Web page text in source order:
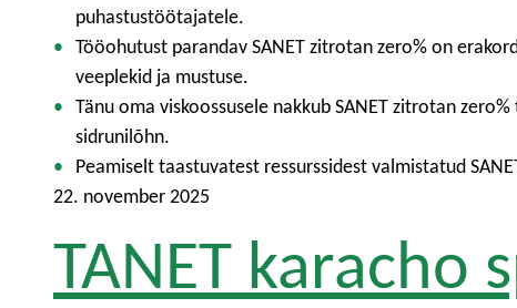
puhastustöötajatele.
Tööohutust parandav SANET zitrotan zero% on
veeplekid ja mustuse.
Tänu oma viskoossusele nakkub SANET zitrotan
sidrunilõhn.
Peamiselt taastuvatest ressurssidest valmistatud
22. november 2025
TANET karacho